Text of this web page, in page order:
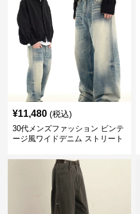
¥11,480 (税込)
30代メンズファッション ビンテ
ージ風ワイドデニム ストリート